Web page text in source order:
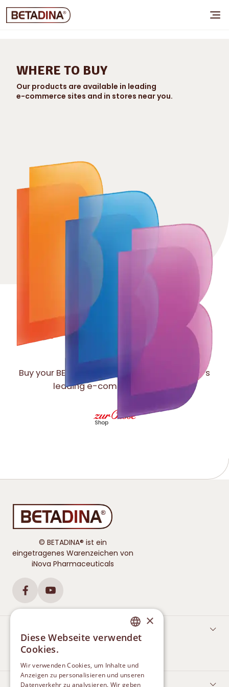
WHERE TO BUY
Our products are available in leading
e-commerce sites and in stores near you.
ONLINE
Buy your BETADINE® essentials in the country’s
leading e-commerce stores.
© BETADINA® ist ein
eingetragenes Warenzeichen von
iNova Pharmaceuticals
Betadina zur Wunddesinfektion
HALSSCHMERZEN
GERMAN
×
Diese Webseite verwendet
Cookies.
Wir verwenden Cookies, um Inhalte und
Anzeigen zu personalisieren und unseren
Datenverkehr zu analysieren. Wir geben